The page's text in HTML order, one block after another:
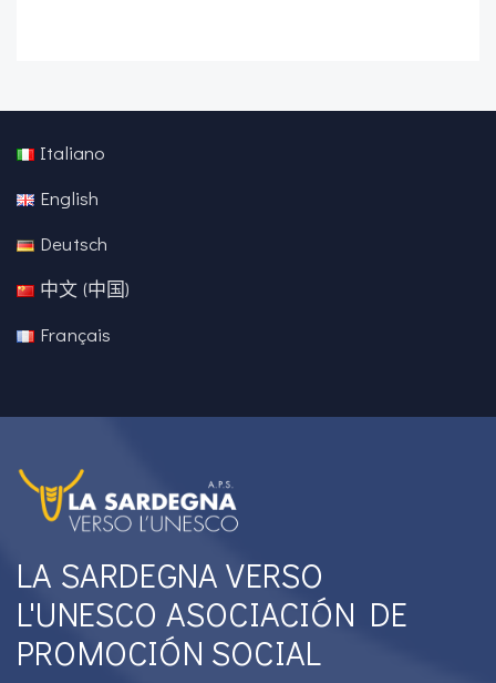
Italiano
English
Deutsch
中文 (中国)
Français
LA SARDEGNA VERSO
L'UNESCO ASOCIACIÓN DE
PROMOCIÓN SOCIAL